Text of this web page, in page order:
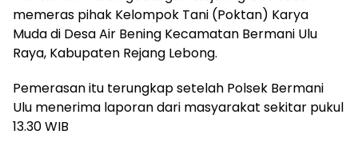
memeras pihak Kelompok Tani (Poktan) Karya
Muda di Desa Air Bening Kecamatan Bermani Ulu
Raya, Kabupaten Rejang Lebong.
Pemerasan itu terungkap setelah Polsek Bermani
Ulu menerima laporan dari masyarakat sekitar pukul
13.30 WIB